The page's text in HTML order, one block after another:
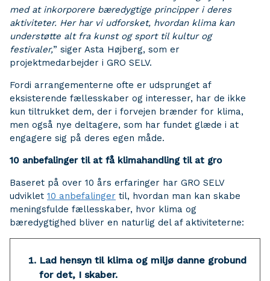
med at inkorporere bæredygtige principper i deres
aktiviteter. Her har vi udforsket, hvordan klima kan
understøtte alt fra kunst og sport til kultur og
festivaler,” siger Asta Højberg, som er
projektmedarbejder i GRO SELV.
Fordi arrangementerne ofte er udsprunget af
eksisterende fællesskaber og interesser, har de ikke
kun tiltrukket dem, der i forvejen brænder for klima,
men også nye deltagere, som har fundet glæde i at
engagere sig på deres egen måde.
10 anbefalinger til at få klimahandling til at gro
Baseret på over 10 års erfaringer har GRO SELV
udviklet 10 anbefalinger til, hvordan man kan skabe
meningsfulde fællesskaber, hvor klima og
bæredygtighed bliver en naturlig del af aktiviteterne:
Lad hensyn til klima og miljø danne grobund
for det, I skaber.